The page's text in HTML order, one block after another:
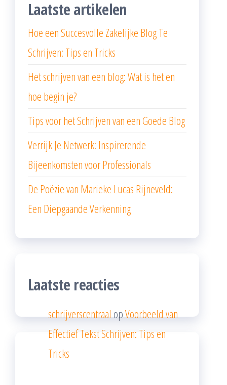
Laatste artikelen
Hoe een Succesvolle Zakelijke Blog Te
Schrijven: Tips en Tricks
Het schrijven van een blog: Wat is het en
hoe begin je?
Tips voor het Schrijven van een Goede Blog
Verrijk Je Netwerk: Inspirerende
Bijeenkomsten voor Professionals
De Poëzie van Marieke Lucas Rijneveld:
Een Diepgaande Verkenning
Laatste reacties
schrijverscentraalopVoorbeeld van
Effectief Tekst Schrijven: Tips en
Tricks